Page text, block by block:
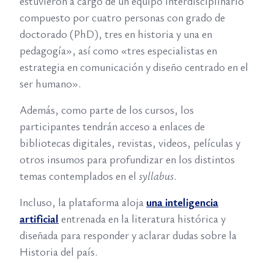
compuesto por cuatro personas con grado de
doctorado (PhD), tres en historia y una en
pedagogía», así como «tres especialistas en
estrategia en comunicación y diseño centrado en el
ser humano».
Además, como parte de los cursos, los
participantes tendrán acceso a enlaces de
bibliotecas digitales, revistas, videos, películas y
otros insumos para profundizar en los distintos
temas contemplados en el syllabus.
Incluso, la plataforma aloja una inteligencia
artificial entrenada en la literatura histórica y
diseñada para responder y aclarar dudas sobre la
Historia del país.